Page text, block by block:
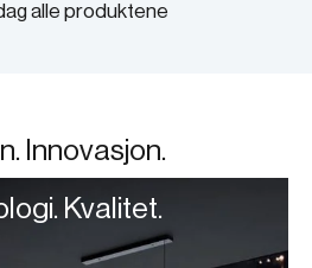
alle produktene
Innovasjon.
Kvalitet.